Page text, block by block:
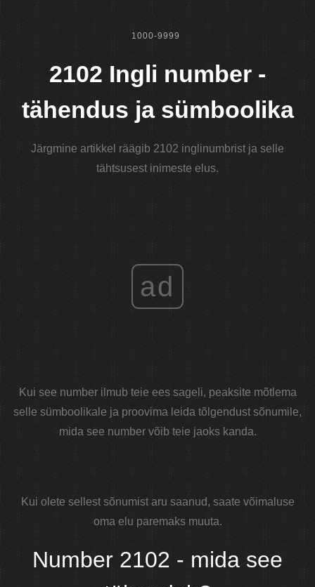
1000-9999
2102 Ingli number -
tähendus ja sümboolika
Järgmine artikkel räägib 2102 inglinumbrist ja selle
tähtsusest inimeste elus.
ad
Kui see number ilmub teie ees sageli, peaksite mõtlema
selle sümboolikale ja proovima leida tõlgendust sõnumile,
mida see number võib teie jaoks kanda.
Kui olete sellest sõnumist aru saanud, saate võimaluse
oma elu paremaks muuta.
Number 2102 - mida see